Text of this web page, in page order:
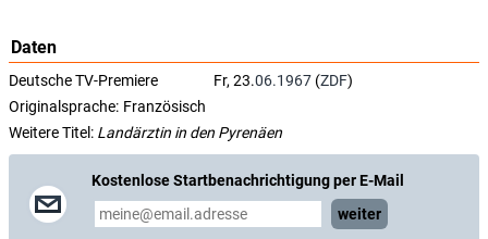
Daten
Deutsche TV-Premiere Fr, 23.06.1967 (ZDF)
Originalsprache: Französisch
Weitere Titel: Landärztin in den Pyrenäen
Kostenlose Startbenachrichtigung per E-Mail
weiter